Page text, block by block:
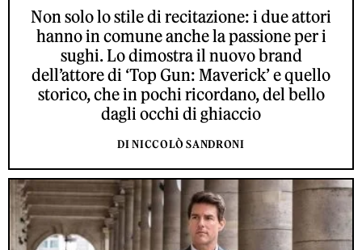
Non solo lo stile di recitazione: i due attori
hanno in comune anche la passione per i
sughi. Lo dimostra il nuovo brand
dell’attore di ‘Top Gun: Maverick’ e quello
storico, che in pochi ricordano, del bello
dagli occhi di ghiaccio
DI NICCOLÒ SANDRONI